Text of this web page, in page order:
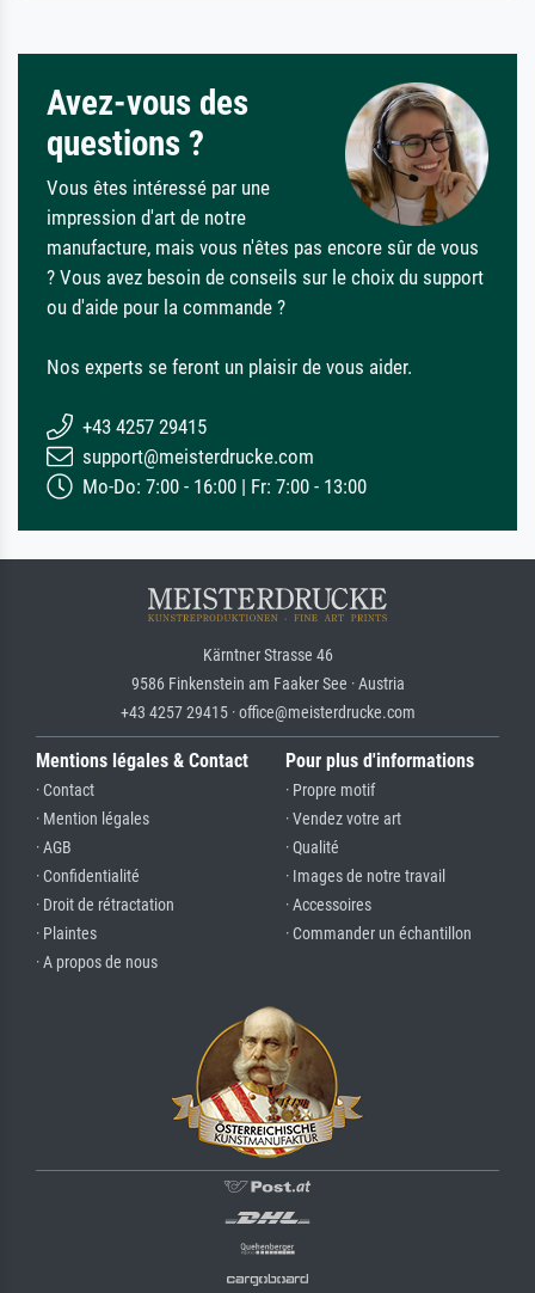
Avez-vous des
questions ?
Vous êtes intéressé par une
impression d'art de notre
manufacture, mais vous n'êtes pas encore sûr de vous
? Vous avez besoin de conseils sur le choix du support
ou d'aide pour la commande ?
Nos experts se feront un plaisir de vous aider.
+43 4257 29415
support@meisterdrucke.com
Mo-Do: 7:00 - 16:00 | Fr: 7:00 - 13:00
Kärntner Strasse 46
9586 Finkenstein am Faaker See · Austria
+43 4257 29415 · office@meisterdrucke.com
Mentions légales & Contact
· Contact
· Mention légales
· AGB
· Confidentialité
· Droit de rétractation
· Plaintes
· A propos de nous
Pour plus d'informations
· Propre motif
· Vendez votre art
· Qualité
· Images de notre travail
· Accessoires
· Commander un échantillon